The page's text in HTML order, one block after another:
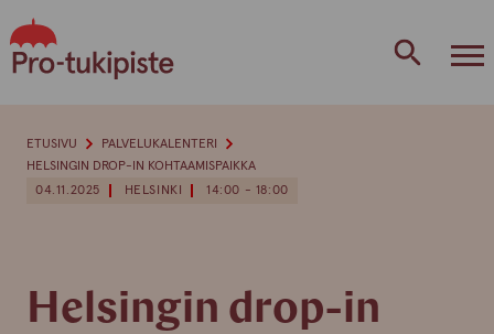
to
content
04.11.2025 HELSINKI 14:00 - 18:00
Helsingin drop-in
ETUSIVU
PALVELUKALENTERI
HELSINGIN DROP-IN KOHTAAMISPAIKKA